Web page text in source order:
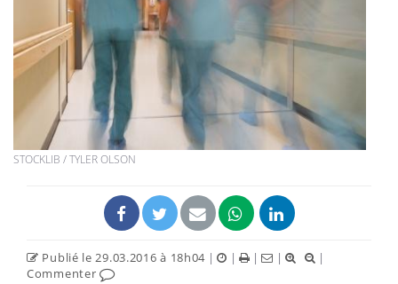
STOCKLIB / TYLER OLSON
Publié le 29.03.2016 à 18h04 | | | |
|
Commenter